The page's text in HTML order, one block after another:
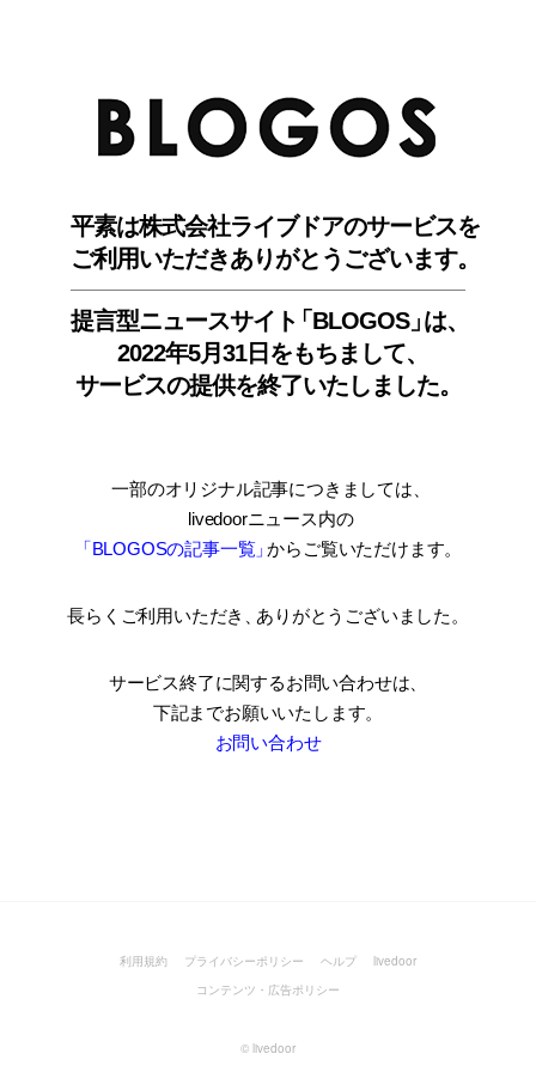
平素は株式会社ライブドアのサービスを
ご利用いただきありがとうございます。
提言型ニュースサイ ト「BLOGOS」は、
2022年5月31日をもちまして、
サービスの提供を終了いたしました。
一部のオリジナル記事につきましては
livedoorニュース内の
「BLOGOSの記事一覧」からご覧いただけます。
長らくご利用いただき ありがとうございました。
サービス終了に関するお問い合わせは、
下記までお願いいたします。
お問い合わせ
利用規約 プライバシーポリシー ヘルプ
livedoor
コンテンツ・広告ポリシー
© livedoor